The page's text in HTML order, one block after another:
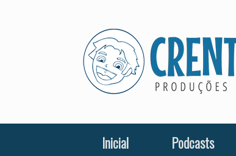
Inicial Podcasts